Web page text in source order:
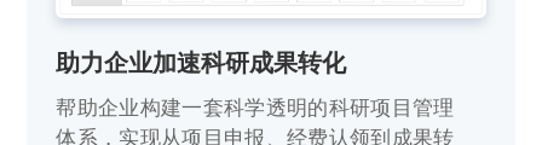
助力企业加速科研成果转化
帮助企业构建一套科学透明的科研项目管理
体系，实现从项目申报、经费认领到成果转